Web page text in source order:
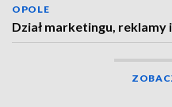
OPOLE
Dział marketingu, reklamy